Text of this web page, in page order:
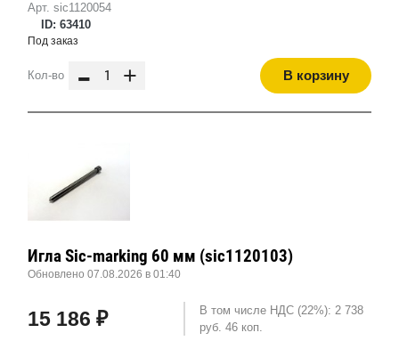
Арт. sic1120054
ID: 63410
Под заказ
Кол-во - + В корзину
Игла Sic-marking 60 мм (sic1120103)
Обновлено 07.08.2026 в 01:40
15 186 ₽
В том числе НДС (22%): 2 738
руб. 46 коп.